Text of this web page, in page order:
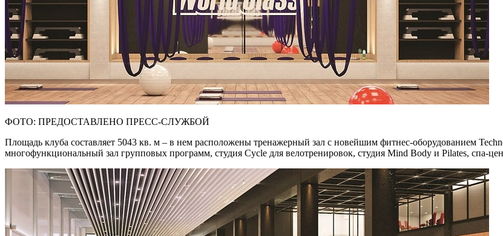
ФОТО: ПРЕДОСТАВЛЕНО ПРЕСС-СЛУЖБОЙ
Площадь клуба составляет 5043 кв. м – в нем расположены тренажерный зал с новейшим фитнес-оборудованием
многофункциональный зал групповых программ, студия Cycle для велотренировок, студия Mind Body и Pilates, спа-